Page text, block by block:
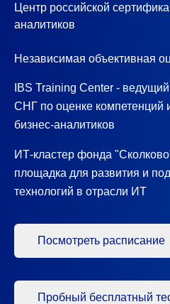
Центр российской
аналитиков
Независимая объективная
IBS Training Center -
СНГ по оценке компетенций
бизнес-аналитиков
ИТ-кластер фонда
площадка для развития и
технологий в отрасли ИТ
Посмотреть расписание
Пробный бесплатный